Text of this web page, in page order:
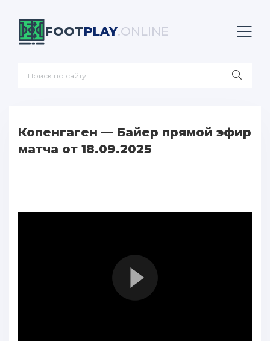
FOOTPLAY.ONLINE
Копенгаген — Байер прямой эфир
матча от 18.09.2025